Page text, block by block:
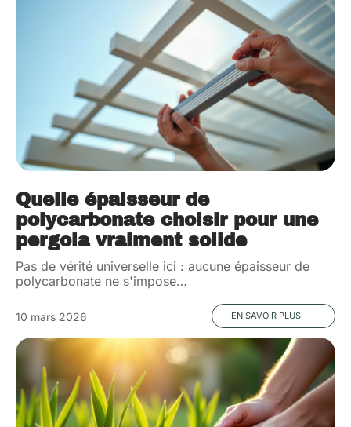
Quelle épaisseur de
polycarbonate choisir pour une
pergola vraiment solide
Pas de vérité universelle ici : aucune épaisseur de
polycarbonate ne s'impose…
10 mars 2026 EN SAVOIR PLUS